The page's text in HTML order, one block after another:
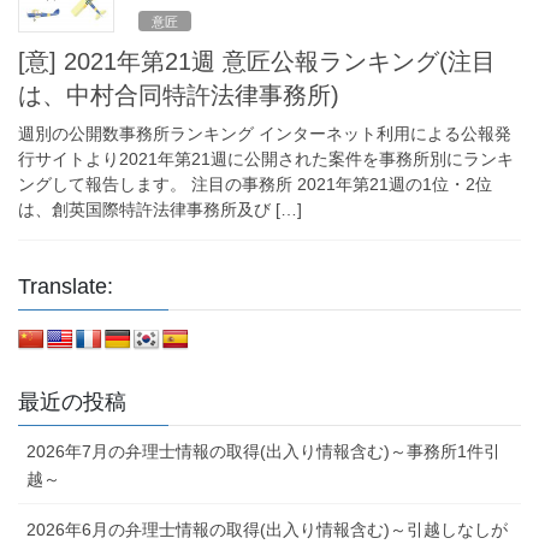
意匠
[意] 2021年第21週 意匠公報ランキング(注目
は、中村合同特許法律事務所)
週別の公開数事務所ランキング インターネット利用による公報発
行サイトより2021年第21週に公開された案件を事務所別にランキ
ングして報告します。 注目の事務所 2021年第21週の1位・2位
は、創英国際特許法律事務所及び […]
Translate:
最近の投稿
2026年7月の弁理士情報の取得(出入り情報含む)～事務所1件引
越～
2026年6月の弁理士情報の取得(出入り情報含む)～引越しなしが